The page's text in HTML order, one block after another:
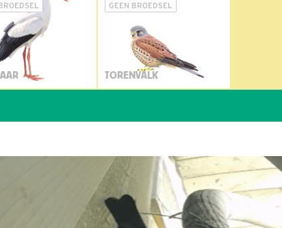
GEEN BROEDSEL
TORENVALK